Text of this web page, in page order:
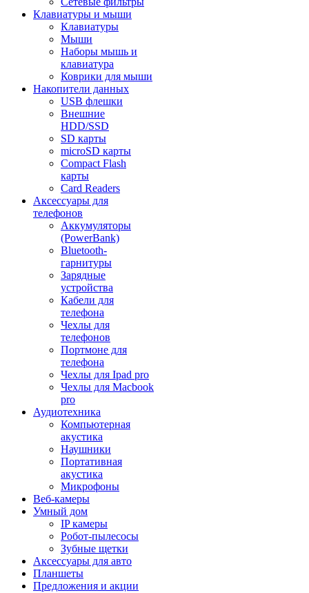
Клавиатуры и мыши
Клавиатуры
Мыши
Наборы мышь и
клавиатура
Коврики для мыши
Накопители данных
USB флешки
Внешние
HDD/SSD
SD карты
microSD карты
Compact Flash
карты
Card Readers
Аксессуары для
телефонов
Аккумуляторы
(PowerBank)
Bluetooth-
гарнитуры
Зарядные
устройства
Кабели для
телефона
Чехлы для
телефонов
Портмоне для
телефона
Чехлы для Ipad pro
Чехлы для Macbook
pro
Аудиотехника
Компьютерная
акустика
Наушники
Портативная
акустика
Микрофоны
Веб-камеры
Умный дом
IP камеры
Робот-пылесосы
Зубные щетки
Аксессуары для авто
Планшеты
Предложения и акции